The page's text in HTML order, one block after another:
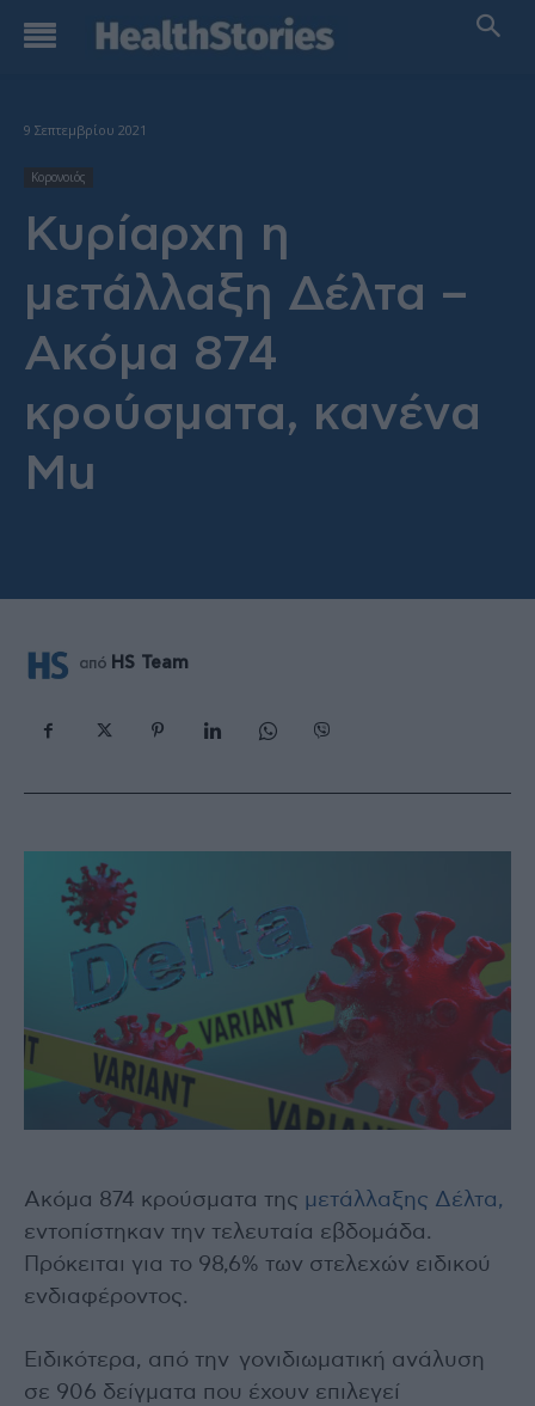
9 Σεπτεμβρίου 2021
Κορονοιός
Κυρίαρχη η
μετάλλαξη Δέλτα –
Ακόμα 874
κρούσματα, κανένα
Mu
από HS Team
Ακόμα 874 κρούσματα της μετάλλαξης Δέλτα,
εντοπίστηκαν την τελευταία εβδομάδα.
Πρόκειται για το 98,6% των στελεχών ειδικού
ενδιαφέροντος.
Ειδικότερα, από την γονιδιωματική ανάλυση
σε 906 δείγματα που έχουν επιλεγεί